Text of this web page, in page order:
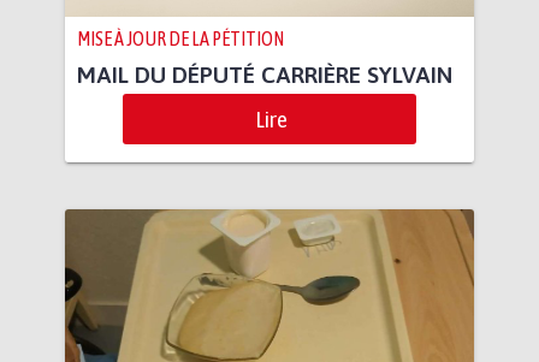
MISE À JOUR DE LA PÉTITION
MAIL DU DÉPUTÉ CARRIÈRE SYLVAIN
Lire